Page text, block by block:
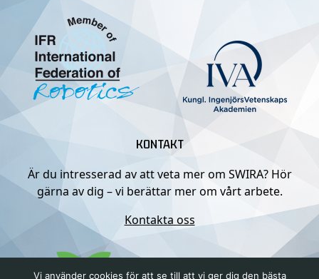
KONTAKT
Är du intresserad av att veta mer om SWIRA? Hör
gärna av dig – vi berättar mer om vårt arbete.
Kontakta oss
Vi använder cookies för att se till att vi ger dig den bästa